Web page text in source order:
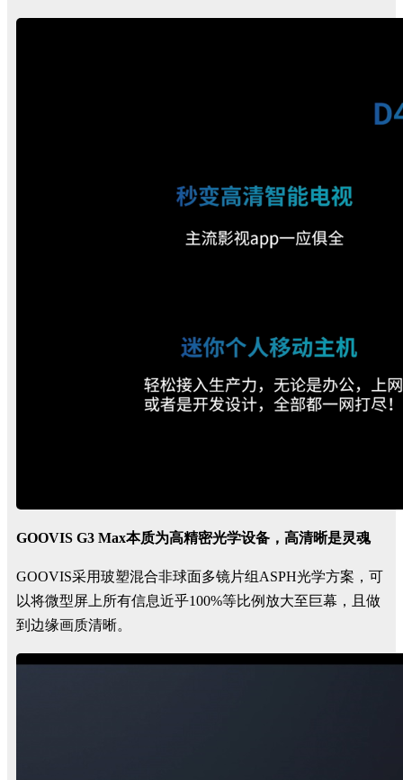
GOOVIS G3 Max本质为高精密光学设备，高清晰是灵魂
GOOVIS采用玻塑混合非球面多镜片组ASPH光学方案，可
以将微型屏上所有信息近乎100%等比例放大至巨幕，且做
到边缘画质清晰。